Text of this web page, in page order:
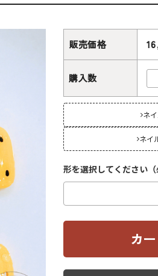
販売価格
購入数
ネ
ネイ
形を選択してください（